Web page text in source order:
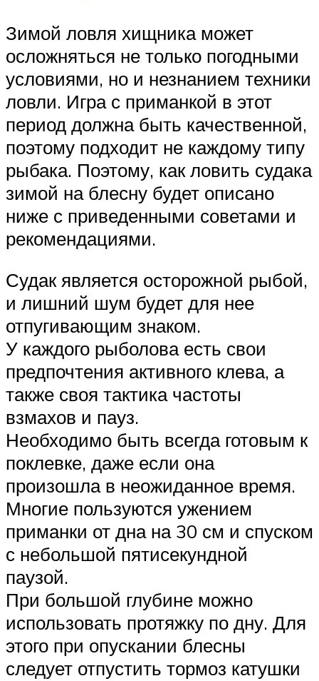
Зимой ловля хищника может
осложняться не только погодными
условиями, но и незнанием техники
ловли. Игра с приманкой в этот
период должна быть качественной,
поэтому подходит не каждому типу
рыбака. Поэтому, как ловить судака
зимой на блесну будет описано
ниже с приведенными советами и
рекомендациями.
Судак является осторожной рыбой,
и лишний шум будет для нее
отпугивающим знаком.
У каждого рыболова есть свои
предпочтения активного клева, а
также своя тактика частоты
взмахов и пауз.
Необходимо быть всегда готовым к
поклевке, даже если она
произошла в неожиданное время.
Многие пользуются ужением
приманки от дна на 30 см и спуском
с небольшой пятисекундной
паузой.
При большой глубине можно
использовать протяжку по дну. Для
этого при опускании блесны
следует отпустить тормоз катушки